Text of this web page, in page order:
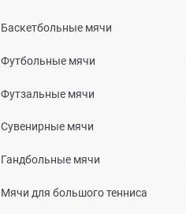
Баскетбольные мячи
Футбольные мячи
Футзальные мячи
Сувенирные мячи
Гандбольные мячи
Мячи для большого тенниса